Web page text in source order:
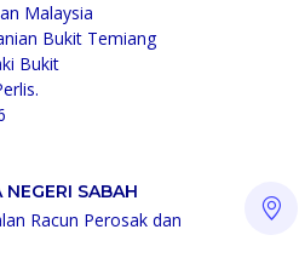
Malaysia
Bukit Temiang
Bukit
SABAH
Racun Perosak dan